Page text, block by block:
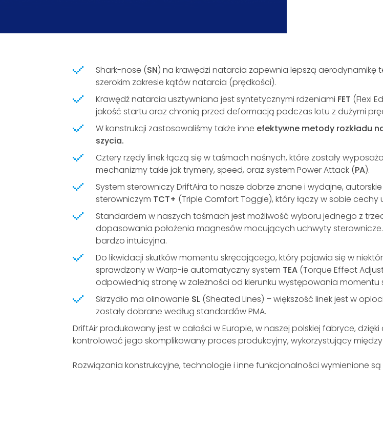
Shark-nose (SN) na krawędzi natarcia zapewnia lepszą aerodynamikę
szerokim zakresie kątów natarcia (prędkości).
Krawędź natarcia usztywniana jest syntetycznymi rdzeniami FET (Flexi
jakość startu oraz chronią przed deformacją podczas lotu z dużymi
W konstrukcji zastosowaliśmy także inne efektywne metody rozkładu
szycia.
Cztery rzędy linek łączą się w taśmach nośnych, które zostały
mechanizmy takie jak trymery, speed, oraz system Power Attack (PA).
System sterowniczy DriftAira to nasze dobrze znane i wydajne,
sterowniczym TCT+ (Triple Comfort Toggle), który łączy w sobie cechy
Standardem w naszych taśmach jest możliwość wyboru jednego z
dopasowania położenia magnesów mocujących uchwyty
bardzo intuicyjna.
Do likwidacji skutków momentu skręcającego, który pojawia się w
sprawdzony w Warp-ie automatyczny system TEA (Torque Effect
odpowiednią stronę w zależności od kierunku występowania
Skrzydło ma olinowanie SL (Sheated Lines) – większość linek jest w
zostały dobrane według standardów PMA.
DriftAir produkowany jest w całości w Europie, w naszej polskiej fabryce,
kontrolować jego skomplikowany proces produkcyjny, wykorzystujący
Rozwiązania konstrukcyjne, technologie i inne funkcjonalności wymienione są